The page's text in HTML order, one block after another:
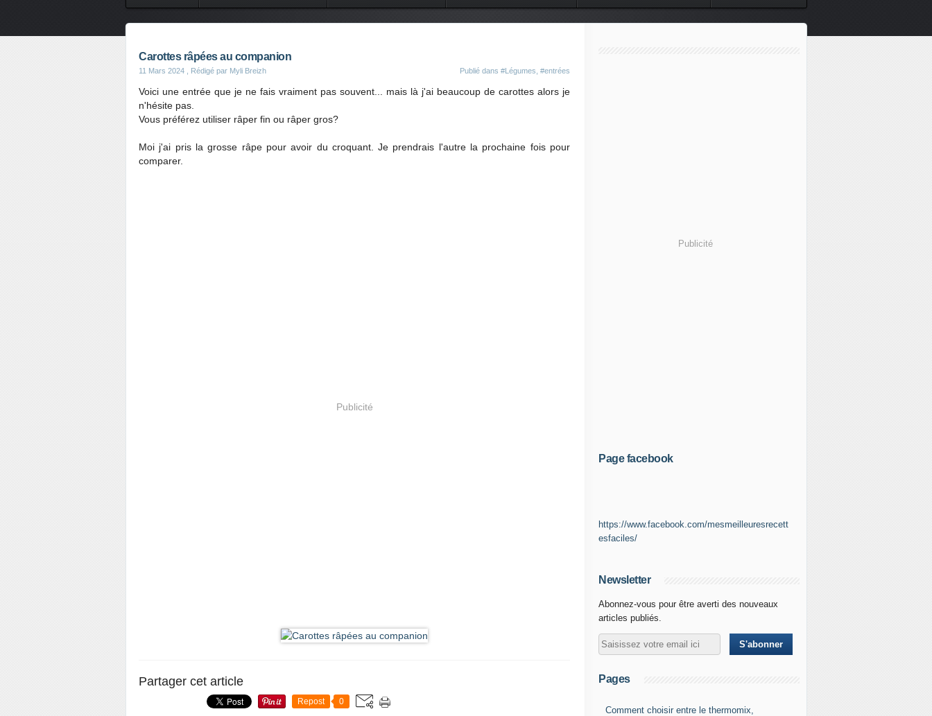
Carottes râpées au companion
11 Mars 2024 , Rédigé par Myli Breizh Publié dans #Légumes #entrées
Voici une entrée que je ne fais vraiment pas souvent... mais là j'ai beaucoup de carottes alors je
n'hésite pas.
Vous préférez utiliser râper fin ou râper gros?
Moi j'ai pris la grosse râpe pour avoir du croquant. Je prendrais l'autre la prochaine fois pour
comparer.
Publicité
Partager cet article
Repost 0
Publicité
Page facebook
https://www.facebook.com/mesmeilleuresrecett
esfaciles/
Newsletter
Abonnez-vous pour être averti des nouveaux
articles publiés.
Pages
Comment choisir entre le thermomix,